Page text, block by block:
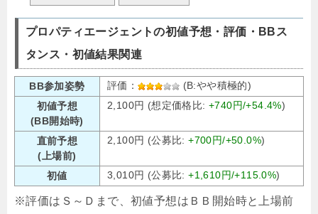
プロパティエージェントの初値予想・評価・BBス
タンス・初値結果関連
BB参加姿勢 評価：
(B:やや積極的)
初値予想
(BB開始時)
2,100円 (想定価格比: +740円/+54.4%)
直前予想
(上場前)
2,100円 (公募比:+700円/+50.0%)
初値 3,010円 (公募比:+1,610円/+115.0%)
※評価はＳ～Ｄまで、初値予想はＢＢ開始時と上場前